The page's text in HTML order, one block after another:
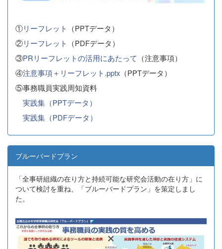
①リーフレット （PPTデータ）
②リーフレット （PDFデータ）
③PRリーフレットの活用にあたって （注意事項）
④注意事項＋リーフレット.pptx （PPTデータ）
⑤事務職員実践周知資料
実践集（PPTデータ）
実践集（PDFデータ）
ブルーバードプラン
「全事研組織の在り方と持続可能な研究会活動の在り方」に
ついて検討を重ね、「ブルーバードプラン」を策定しまし
た。